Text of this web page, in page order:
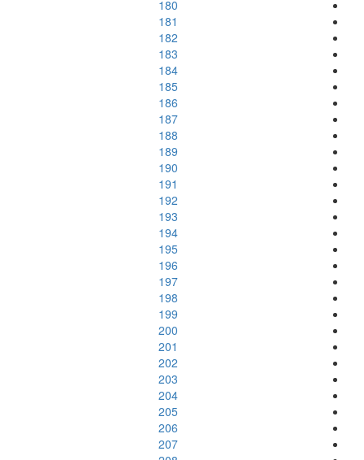
180
181
182
183
184
185
186
187
188
189
190
191
192
193
194
195
196
197
198
199
200
201
202
203
204
205
206
207